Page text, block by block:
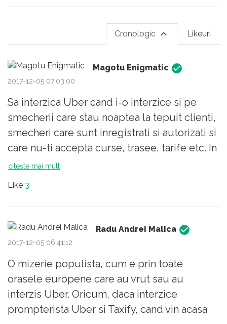
Likeuri
Cronologic
Magotu Enigmatic
2017-12-05 07:03:00
Sa interzica Uber cand i-o interzice si pe
smecherii care stau noaptea la tepuit clienti,
smecheri care sunt inregistrati si autorizati si
care nu-ti accepta curse, trasee, tarife etc. In
Centrul Vechi stau seara de seara zeci de
triple daca le vorbesti in alta limba). La
Otopeni la fel, au trecut 20 de ani pana sa-i
alunge pe-aia de acolo. Sa faca intai curat si
un lucru, ca sa interzici un serviciu trebuie
sa oferi omului o alternativa. Nu poti sa
interzici parcarea daca nu-i dai omului locuri
de parcare, nu poti sa interzici automobilele
citește mai mult
Like 3
Radu Andrei Malica
2017-12-05 06:41:12
O mizerie populista, cum e prin toate
orasele europene care au vrut sau au
interzis Uber. Oricum, daca interzice
prompterista Uber si Taxify, cand vin acasa